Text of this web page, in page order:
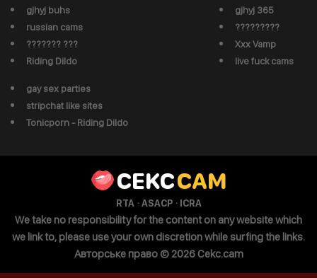
gjhyj buhs
russian cams
??????? ???
Riding Dildo
gjhyj 365
?????????
Xxx Vamp
live fuck cams
gay sex parties
stripchat like sites
Tonicporn - Riding Dildo
CEKCCAM
RTA·ASACP· ICRA
We take no responsibility for the content on any website which
we link to, please use your own discretion while surfing the links.
Авторське право © 2026 Cekc.cam